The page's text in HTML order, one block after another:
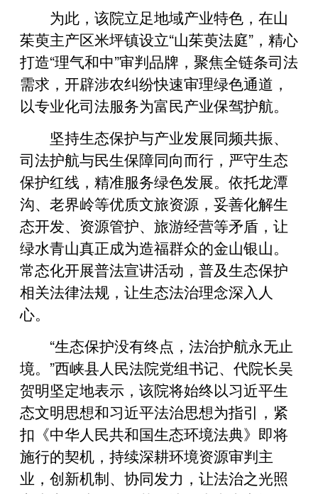
为此，该院立足地域产业特色，在山
茱萸主产区米坪镇设立“山茱萸法庭”，精心
打造“理气和中”审判品牌，聚焦全链条司法
需求，开辟涉农纠纷快速审理绿色通道，
以专业化司法服务为富民产业保驾护航。
坚持生态保护与产业发展同频共振、
司法护航与民生保障同向而行，严守生态
保护红线，精准服务绿色发展。依托龙潭
沟、老界岭等优质文旅资源，妥善化解生
态开发、资源管护、旅游经营等矛盾，让
绿水青山真正成为造福群众的金山银山。
常态化开展普法宣讲活动，普及生态保护
相关法律法规，让生态法治理念深入人
心。
“生态保护没有终点，法治护航永无止
境。”西峡县人民法院党组书记、代院长吴
贺明坚定地表示，该院将始终以习近平生
态文明思想和习近平法治思想为指引，紧
扣《中华人民共和国生态环境法典》即将
施行的契机，持续深耕环境资源审判主
业，创新机制、协同发力，让法治之光照